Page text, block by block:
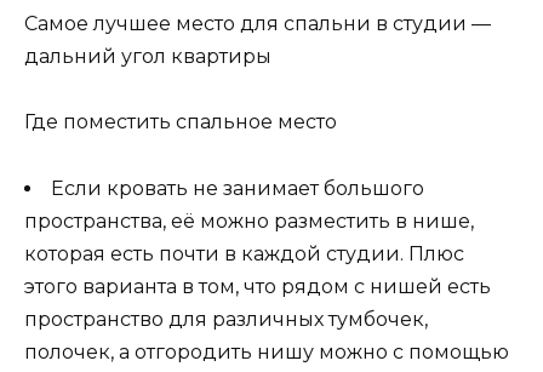
Самое лучшее место для спальни в студии —
дальний угол квартиры
Где поместить спальное место
Если кровать не занимает большого
пространства, её можно разместить в нише,
которая есть почти в каждой студии. Плюс
этого варианта в том, что рядом с нишей есть
пространство для различных тумбочек,
полочек, а отгородить нишу можно с помощью